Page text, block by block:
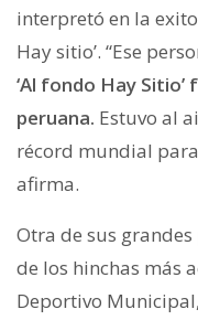
interpretó en la
Hay sitio’. “Ese
‘Al fondo Hay
peruana. Estuvo al
récord mundial
afirma.
Otra de sus
de los hinchas más
Deportivo